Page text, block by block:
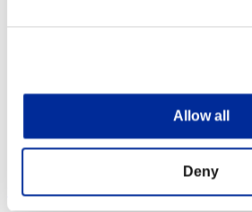
Allow all
Deny
yuuka